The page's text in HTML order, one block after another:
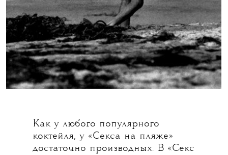
Как у любого популярного
коктейля, у «Секса на пляже»
достаточно производных. В «Секс